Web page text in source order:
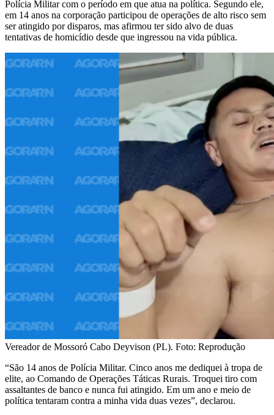
Polícia Militar com o período em que atua na política. Segundo ele,
em 14 anos na corporação participou de operações de alto risco sem
ser atingido por disparos, mas afirmou ter sido alvo de duas
tentativas de homicídio desde que ingressou na vida pública.
Vereador de Mossoró Cabo Deyvison (PL). Foto: Reprodução
“São 14 anos de Polícia Militar. Cinco anos me dediquei à tropa de
elite, ao Comando de Operações Táticas Rurais. Troquei tiro com
assaltantes de banco e nunca fui atingido. Em um ano e meio de
política tentaram contra a minha vida duas vezes”, declarou.